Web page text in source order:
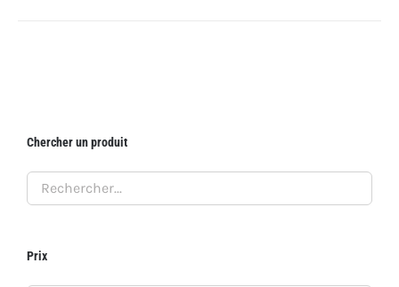
Chercher un produit
Prix